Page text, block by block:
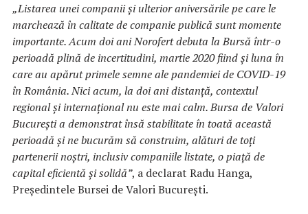
„Listarea unei companii și ulterior aniversările pe care le
marchează în calitate de companie publică sunt momente
importante. Acum doi ani Norofert debuta la Bursă într-o
perioadă plină de incertitudini, martie 2020 fiind și luna în
care au apărut primele semne ale pandemiei de COVID-19
în România. Nici acum, la doi ani distanță, contextul
regional și internațional nu este mai calm. Bursa de Valori
București a demonstrat însă stabilitate în toată această
perioadă și ne bucurăm să construim, alături de toți
partenerii noștri, inclusiv companiile listate, o piață de
capital eficientă și solidă”, a declarat Radu Hanga,
Președintele Bursei de Valori București.